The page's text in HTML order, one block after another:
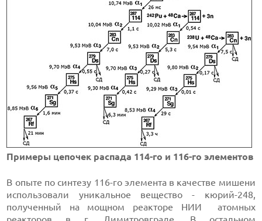
Примеры цепочек распада 114-го и 116-го элементов
В опыте по синтезу 116-го элемента в качестве мишени
использовали уникальное вещество - кюрий-248,
полученный на мощном реакторе НИИ атомных